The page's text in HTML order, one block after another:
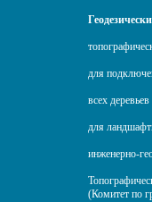
для
всех
для
инженерно-
(Комитет по